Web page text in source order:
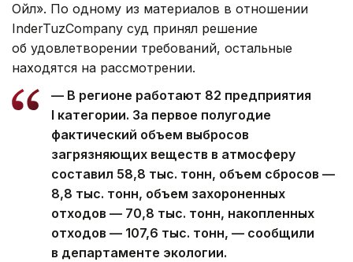
Ойл». По одному из материалов в отношении
InderTuzCompany суд принял решение
об удовлетворении требований, остальные
находятся на рассмотрении.
— В регионе работают 82 предприятия
I категории. За первое полугодие
фактический объем выбросов
загрязняющих веществ в атмосферу
составил 58,8 тыс. тонн, объем сбросов —
8,8 тыс. тонн, объем захороненных
отходов — 70,8 тыс. тонн, накопленных
отходов — 107,6 тыс. тонн, — сообщили
в департаменте экологии.